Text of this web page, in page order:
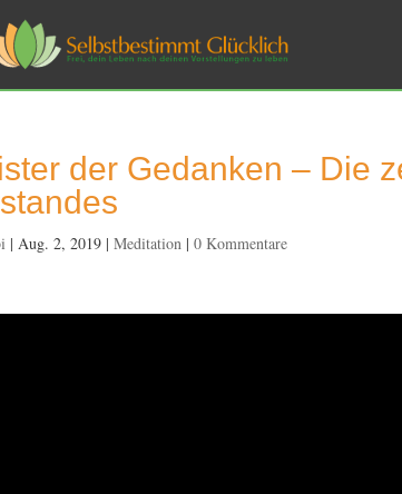
der Gedanken – Die
| Aug. 2, 2019| Meditation| 0 Kommentare